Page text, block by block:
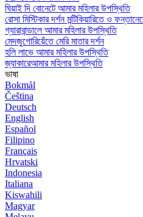
ঘিয়াই দি বোনেটে আমার মহিলার উপস্থিতি
রোসা মিস্টিকার দর্শন মন্টিকিয়ারিতে ও
গ্যারাবান্ডালে আমার মহিলার উপস্থিতি
মেদজুগোরিয়েঁতে মেরি মাতার দর্শন
হলি লাভে আমার মহিলার উপস্থিতি
জ্যাকারেআমার মহিলার উপস্থিতি
ভাষা
Bokmål
Čeština
Deutsch
English
Español
Filipino
Français
Hrvatski
Indonesia
Italiana
Kiswahili
Magyar